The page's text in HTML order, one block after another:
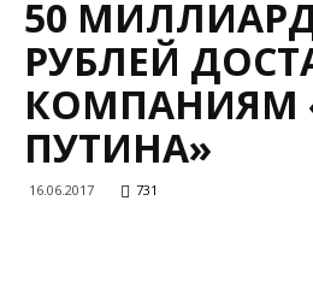
50
РУБЛЕЙ
КОМПАНИЯМ
ПУТИНА»
16.06.2017 731